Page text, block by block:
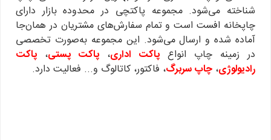
شناخته می‌شود. مجموعه پاکتچی در محدوده بازار دارای
چاپخانه افست است و تمام سفارش‌های مشتریان در همان‌جا
آماده ‌شده و ارسال می‌شود. این مجموعه به‌صورت تخصصی
در زمینه چاپ انواع پاکت‌ اداری، پاکت پستی، پاکت
رادیولوژی، چاپ سربرگ، فاکتور، کاتالوگ و... فعالیت دارد.